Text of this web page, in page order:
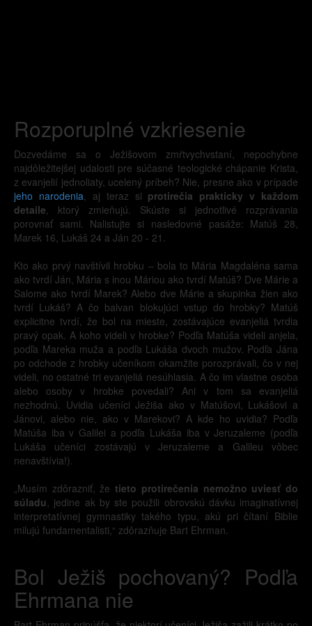
Rozporuplné vzkriesenie
Dozvedáme sa o Ježišovom zmŕtvychvstaní, nepochybne
najdôležitejšej udalosti pre súčasné teologické chápanie Krista,
z evanjelií jednoliaty, ucelený príbeh? Nie, presne ako v prípade
jeho narodenia, aj teraz si protirečia prakticky v každom
detaile, ktorý zmieňujú. Skúste si jednotlivé rozprávania
porovnať sami. Nalistujte si nasledovné pasáže: Matúš 28,
Marek 16, Lukáš 24 a Ján 20 - 21.
Kto ako prvý navštívil hrobku – bola to Mária Magdaléna sama
ako tvrdí Ján, Mária s inou Máriou ako tvrdí Matúš? Dve Márie a
Salome ako tvrdí Marek? Alebo dve Márie a skupinka žien ako
tvrdí Lukáš? A čo balvan blokujúci vstup do hrobky? Matúš
explicitne tvrdí, že bol na mieste, zostávajúce evanjeliá tvrdia
pravý opak. A koho videli v hrobke? Podľa Matúša videli anjela,
podľa Mareka muža a podľa Lukáša dvoch mužov. Podľa Jána
po odchode z hrobky učeníkom okamžite porozprávali, čo v nej
videli, no ostatné tri evanjeliá nesúhlasia. A čo im vlastne osoba
alebo osoby v hrobke povedali? Ani v tom sa evanjeliá
nezhodnú. Uvidia učeníci Ježiša ako v Matúšovi, Lukášovi a
Jánovi, alebo nie, ako v Marekovi? A kde ho uvidia? Podľa
Matúša iba v Galilei a podľa Lukáša iba v Jeruzaleme (podľa
Lukáša učeníci zostávajú v Jeruzaleme a Galileu vôbec
nenavštívia!).
„Musím zdôrazniť, žetieto protirečenia nemožno uviesť do
súladu, jedine ak by ste použili obrovskú dávku imaginatívnej
interpretatívnej gymnastiky takého typu, akú pri čítaní Biblie
milujú fundamentalisti,“ zdôrazňuje Bart Ehrman.
Bol Ježiš pochovaný? Podľa
Ehrmana nie